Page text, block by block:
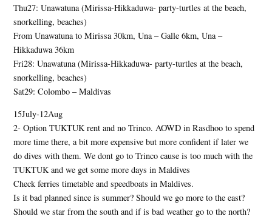
Thu27: Unawatuna (Mirissa-Hikkaduwa- party-turtles at the beach,
snorkelling, beaches)
From Unawatuna to Mirissa 30km, Una – Galle 6km, Una –
Hikkaduwa 36km
Fri28: Unawatuna (Mirissa-Hikkaduwa- party-turtles at the beach,
snorkelling, beaches)
Sat29: Colombo – Maldivas
15July-12Aug
2- Option TUKTUK rent and no Trinco. AOWD in Rasdhoo to spend
more time there, a bit more expensive but more confident if later we
do dives with them. We dont go to Trinco cause is too much with the
TUKTUK and we get some more days in Maldives
Check ferries timetable and speedboats in Maldives.
Is it bad planned since is summer? Should we go more to the east?
Should we star from the south and if is bad weather go to the north?